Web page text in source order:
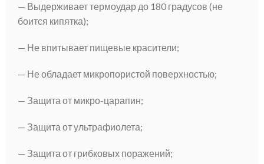
— Выдерживает термоудар до 180 градусов (не
боится кипятка);
— Не впитывает пищевые красители;
— Не обладает микропористой поверхностью;
— Защита от микро-царапин;
— Защита от ультрафиолета;
— Защита от грибковых поражений;